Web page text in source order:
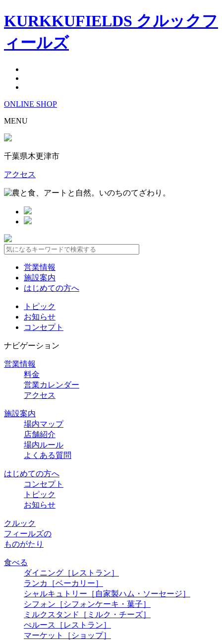
KURKKUFIELDS クルックフ
ィールズ
ONLINE SHOP
MENU
千葉県木更津市
アクセス
営業情報
施設案内
はじめての方へ
トピック
お知らせ
コンセプト
ナビゲーション
営業情報
料金
営業カレンダー
アクセス
施設案内
場内マップ
店舗紹介
場内ルール
よくある質問
はじめての方へ
コンセプト
トピック
お知らせ
クルック
フィールズの
ものがたり
食べる
ダイニング ［レストラン］
ランカ
［ベーカリー］
シャルキュトリー ［自家製ハム・ソーセージ］
シフォン ［シフォンケーキ・菓子］
ミルクスタンド
［ミルク・チーズ］
ぺルース
［レストラン］
マーケット
［ショップ］